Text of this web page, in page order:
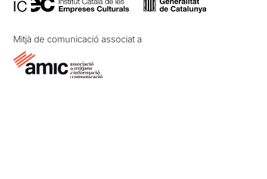
Mitjà de comunicació associat a